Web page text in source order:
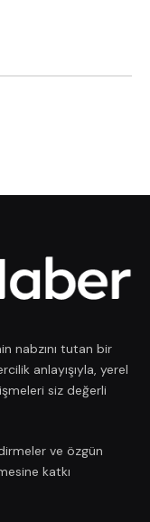
nabzını tutan bir
anlayışıyla, yerel
siz değerli
ve özgün
katkı